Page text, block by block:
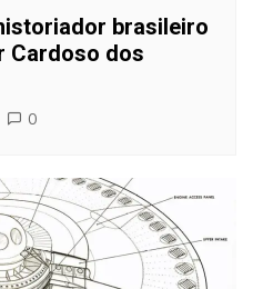
brasileiro
Cardoso dos
0